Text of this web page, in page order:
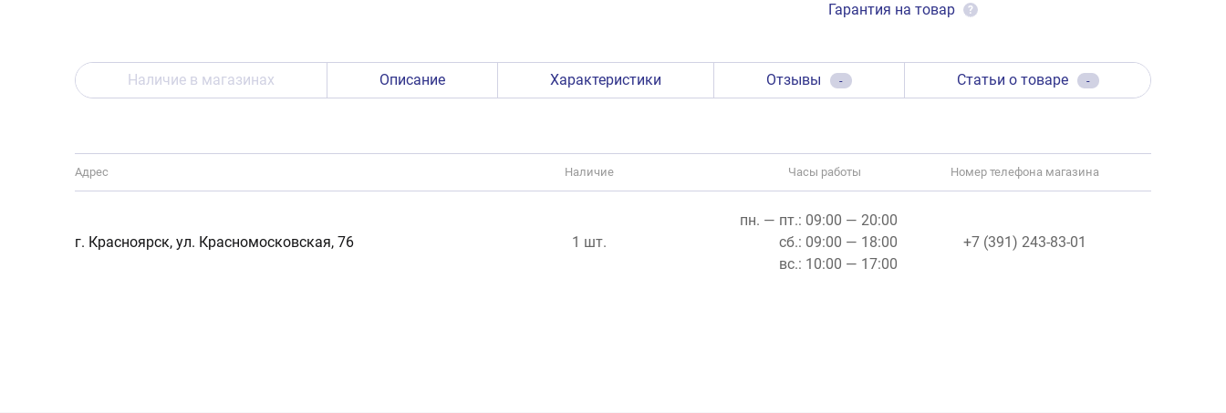
Гарантия на товар ?
Наличие в магазинах Описание Характеристики Отзывы - Статьи о товаре -
Адрес Наличие Часы работы Номер телефона магазина
г. Красноярск, ул. Красномосковская, 76 1 шт.
пн. — пт.: 09:00 — 20:00
сб.: 09:00 — 18:00
вс.: 10:00 — 17:00
+7 (391) 243-83-01